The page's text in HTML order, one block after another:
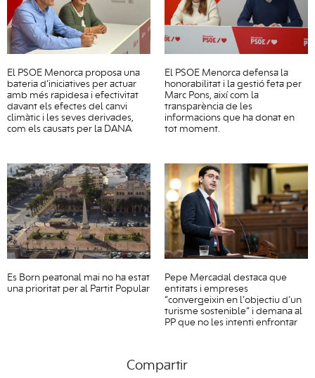
El PSOE Menorca proposa una
bateria d’iniciatives per actuar
amb més rapidesa i efectivitat
davant els efectes del canvi
climàtic i les seves derivades,
com els causats per la DANA
El PSOE Menorca defensa la
honorabilitat i la gestió feta per
Marc Pons, així com la
transparència de les
informacions que ha donat en
tot moment.
Es Born peatonal mai no ha estat
una prioritat per al Partit Popular
Pepe Mercadal destaca que
entitats i empreses
“convergeixin en l’objectiu d’un
turisme sostenible” i demana al
PP que no les intenti enfrontar
Compartir